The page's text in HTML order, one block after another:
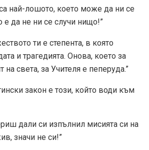
най-лошото, което може да ни се
е да не ни се случи нищо!”
ти е степента, в която
и трагедията. Онова, което за
на света, за Учителя е пеперуда.”
закон е този, който води към
дали си изпълнил мисията си на
значи не си!”